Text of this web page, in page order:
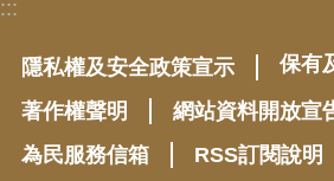
:::
隱私權及安全政策宣示
保有
著作權聲明
網站資料開放宣
為民服務信箱
RSS訂閱說明